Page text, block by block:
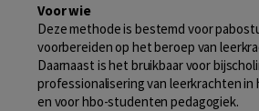
Voor wie
Deze methode is bestemd voor
voorbereiden op het beroep van
Daarnaast is het bruikbaar voor
professionalisering van leerkrachten in
en voor hbo-studenten pedagogiek.